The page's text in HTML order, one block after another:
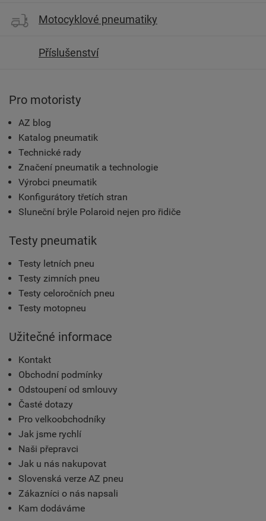
Motocyklové pneumatiky
Příslušenství
Pro motoristy
AZ blog
Katalog pneumatik
Technické rady
Značení pneumatik a technologie
Výrobci pneumatik
Konfigurátory třetích stran
Sluneční brýle Polaroid nejen pro řidiče
Testy pneumatik
Testy letních pneu
Testy zimních pneu
Testy celoročních pneu
Testy motopneu
Užitečné informace
Kontakt
Obchodní podmínky
Odstoupení od smlouvy
Časté dotazy
Pro velkoobchodníky
Jak jsme rychlí
Naši přepravci
Jak u nás nakupovat
Slovenská verze AZ pneu
Zákazníci o nás napsali
Kam dodáváme